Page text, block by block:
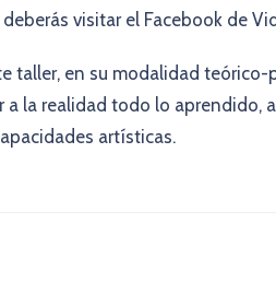
visitar el Facebook de
taller, en su modalidad
a la realidad todo lo aprendido,
artísticas.